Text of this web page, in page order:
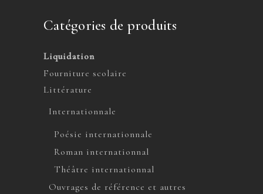
Catégories de produits
Liquidation
Fourniture scolaire
Littérature
Internationnale
Poésie internationnale
Roman internationnal
Théâtre internationnal
Ouvrages de référence et autres